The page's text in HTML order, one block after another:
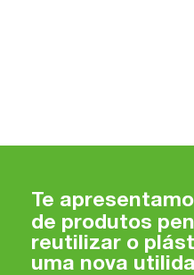
Te
de produtos
reutilizar o
uma nova